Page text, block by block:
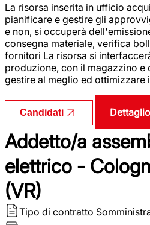
La risorsa inserita in ufficio
pianificare e gestire gli
e non, si occuperà
consegna materiale, verifica
fornitori La risorsa si
produzione, con il magazzino e
gestire al meglio ed ottimizzare
Candidati
Addetto/a
elettrico -
(VR)
Tipo di contratto